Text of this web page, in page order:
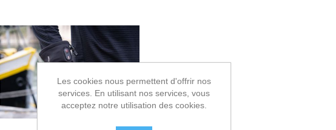
Les cookies nous permettent d'offrir nos
services. En utilisant nos services, vous
acceptez notre utilisation des cookies.